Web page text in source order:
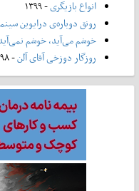
انواع بازیگری- ۱۳۹۹
رونق دوباره‌ی درایوین
خوشم می‌آید، خوشم نمی‌آید-
روزگار دوزخی آقای آلن- ۱۳۹۸